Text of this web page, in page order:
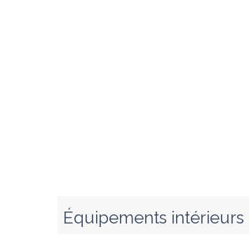
Équipements intérieurs